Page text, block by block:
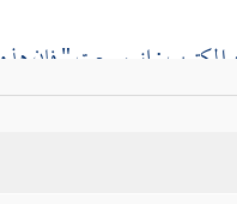
المكتوب : إني سمعت " فإن هذه
قولأبي بكرة" لو دخلوا علي